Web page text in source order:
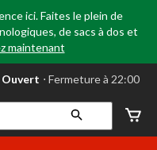
ici. Faites le plein de
de sacs à dos et
maintenant
Ouvert ⋅ Fermeture à 22:00